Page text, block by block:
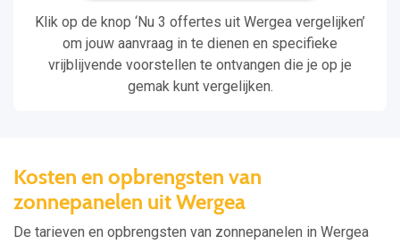
Klik op de knop ‘Nu 3 offertes uit Wergea vergelijken’
om jouw aanvraag in te dienen en specifieke
vrijblijvende voorstellen te ontvangen die je op je
gemak kunt vergelijken.
Kosten en opbrengsten van
zonnepanelen uit Wergea
De tarieven en opbrengsten van zonnepanelen in Wergea